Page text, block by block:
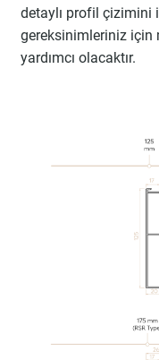
detaylı profil çizimini
gereksinimleriniz için
yardımcı olacaktır.